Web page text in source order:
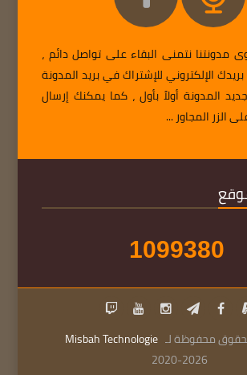
مدونتنا نتمنى البقاء على تواصل دائم ،
الإلكتروني للإشتراك في بريد المدونة
المدونة أولاً بأول ، كما يمكنك إرسال
الزر المجاور ...
1099380
محفوظة لـ Misbah Technologie
2020-2026